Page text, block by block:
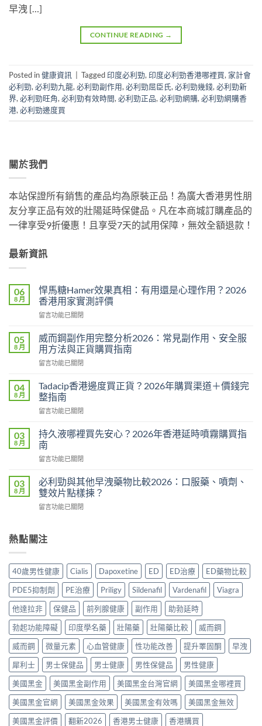
早洩 […]
CONTINUE READING →
Posted in健康資訊 Tagged 印度必利勁, 印度必利勁香港哪裡買, 家計會
必利勁, 必利勁九龍, 必利勁副作用, 必利勁屈臣氏, 必利勁幾錢, 必利勁新
界, 必利勁旺角, 必利勁有效時間, 必利勁正品, 必利勁網購, 必利勁網購香
港, 必利勁邊度買
關於我們
本站保證所有銷售的產品均為原裝正品！為廣大香港男性朋
友分享正品有效的壯陽延時保健品。凡在本商城訂購產品的
一律享受9折優惠！且享受7天的試用保障，無效全額退款！
最新資訊
06
8 月
悍馬糖Hamer效果真相：有用還是心理作用？2026
香港用家實測評價
在
馬
糖
Hamer
效
真
相：
有
用
是
心
作
2026
香
港
實
測
價〉
中
留言功能已關閉
05
8 月
威而鋼副作用完整分析2026：常見副作用、安全服
用方法與正貨購買指南
在
而
鋼
副
作
完
整
分
析
常
見
作
全
方
法
與
正
貨
購
買
指
南〉
中
留言功能已關閉
04
8 月
Tadacip香港邊度買正貨？2026年購買渠道＋價錢完
整指南
在
香
港
邊
度
正
貨？
2026
年
渠
價
錢
完
整
指
南〉
中
留言功能已關閉
03
8 月
持久液哪裡買先安心？2026年香港延時噴霧購買指
南
在
久
液
哪
裡
安
年
香
港
延
時
噴
霧
購
指
南〉
中
留言功能已關閉
03
8 月
必利勁與其他早洩藥物比較2026：口服藥、噴劑、
雙效片點樣揀？
在
勁
與
他
早
洩
藥
物
比
較
2026：
服
藥、
噴
劑、
雙
效
片
點
留言功能已關閉
熱點關注
40歲男性健康 Cialis Dapoxetine ED ED治療
ED藥物比較
PDE5抑制劑
PE治療 Priligy Sildenafil Vardenafil
Viagra
他達拉非
保健品 前列腺健康 副作用
助勃延時
勃起功能障礙
印度學名藥 壯陽藥 壯陽藥比較
威而鋼
威而鋼
微量元素 心血管健康 性功能改善 提升睪固酮
早洩
犀利士
男士保健品 男士健康 男性保健品
男性健康
美國黑金
美國黑金副作用 美國黑金台灣官網
美國黑金哪裡買
美國黑金官網
美國黑金效果 美國黑金有效嗎
美國黑金無效
美國黑金評價
翻新2026 香港男士健康 香港購買